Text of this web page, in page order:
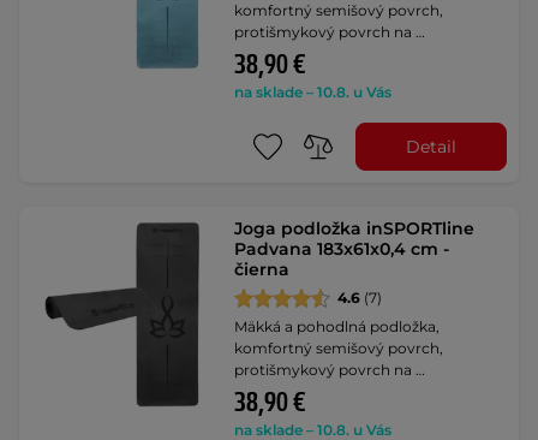
komfortný semišový povrch,
protišmykový povrch na …
38,90 €
na sklade – 10.8. u Vás
Detail
Joga podložka inSPORTline
Padvana 183x61x0,4 cm -
čierna
4.6 (7)
Mäkká a pohodlná podložka,
komfortný semišový povrch,
protišmykový povrch na …
38,90 €
na sklade – 10.8. u Vás